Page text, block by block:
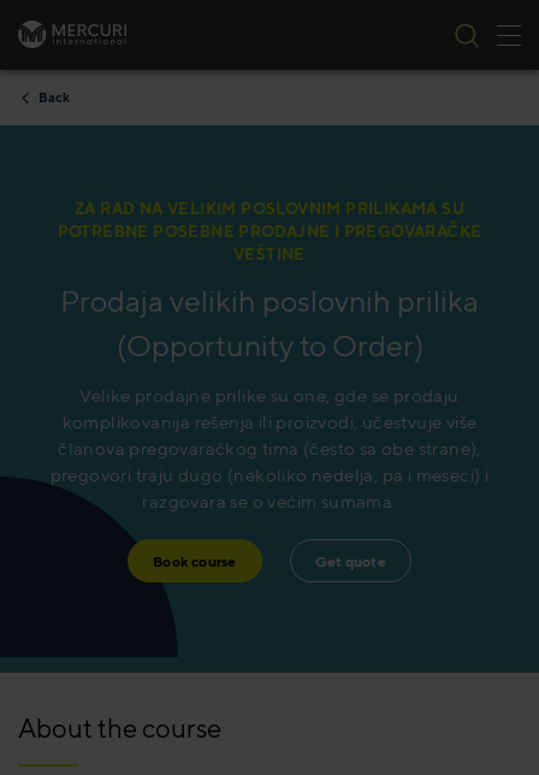
Skip to content
Back
ZA RAD NA VELIKIM POSLOVNIM PRILIKAMA SU
POTREBNE POSEBNE PRODAJNE I PREGOVARAČKE
VEŠTINE
Prodaja velikih poslovnih prilika
(Opportunity to Order)
Velike prodajne prilike su one, gde se prodaju
komplikovanija rešenja ili proizvodi, učestvuje više
članova pregovaračkog tima (često sa obe strane),
pregovori traju dugo (nekoliko nedelja, pa i meseci) i
razgovara se o većim sumama.
Book course Get quote
About the course